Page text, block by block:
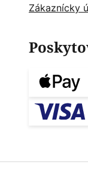
Zákaznícky